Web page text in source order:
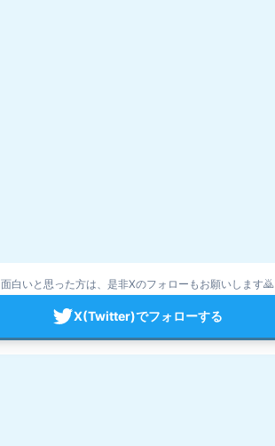
面白いと思った方は、是非Xのフォローもお願いします🙇
X(Twitter)でフォローする